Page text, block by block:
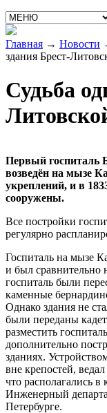
Главная → Новости
здания Брест-
Судьба
Первый госпиталь
возведён на мызе
укреплений, и в
сооружены.
Все постройки
регулярно
Госпиталь на мызе
и был сравнительно
госпиталь были
каменные
Однако здания не
были переданы
разместить
дополнительно
зданиях.
вне крепостей,
что располагались
Инженерный
Петербурге.